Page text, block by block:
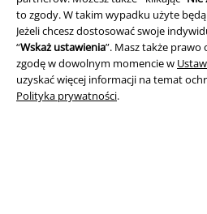
to zgody. W takim wypadku użyte
Jeżeli chcesz dostosować swoje
“Wskaż ustawienia”. Masz także prawo
zgodę w dowolnym momencie w
uzyskać więcej informacji na temat
Polityka prywatności.